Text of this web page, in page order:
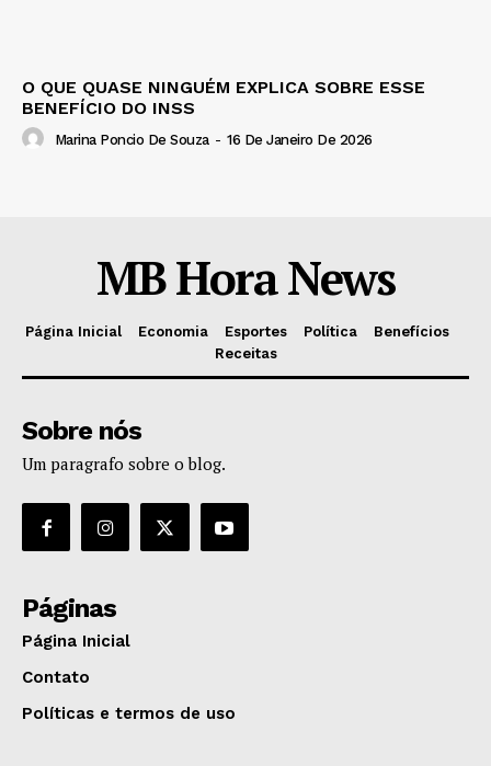
O QUE QUASE NINGUÉM EXPLICA SOBRE ESSE
BENEFÍCIO DO INSS
Marina Poncio De Souza - 16 De Janeiro De 2026
MB Hora News
Página Inicial Economia Esportes Política
Benefícios
Receitas
Sobre nós
Um paragrafo sobre o blog.
Páginas
Página Inicial
Contato
Políticas e termos de uso